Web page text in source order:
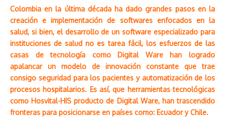
Colombia en la última década ha dado grandes pasos en la
creación e implementación de softwares enfocados en la
salud, si bien, el desarrollo de un software especializado para
instituciones de salud no es tarea fácil, los esfuerzos de las
casas de tecnología como Digital Ware han logrado
apalancar un modelo de innovación constante que trae
consigo seguridad para los pacientes y automatización de los
procesos hospitalarios. Es así, que herramientas tecnológicas
como Hosvital-HIS producto de Digital Ware, han trascendido
fronteras para posicionarse en países como: Ecuador y Chile.